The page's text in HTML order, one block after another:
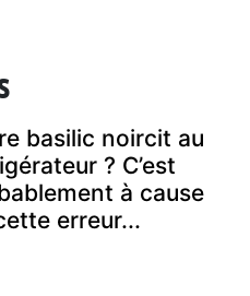
basilic noircit au
? C’est
à cause
erreur...